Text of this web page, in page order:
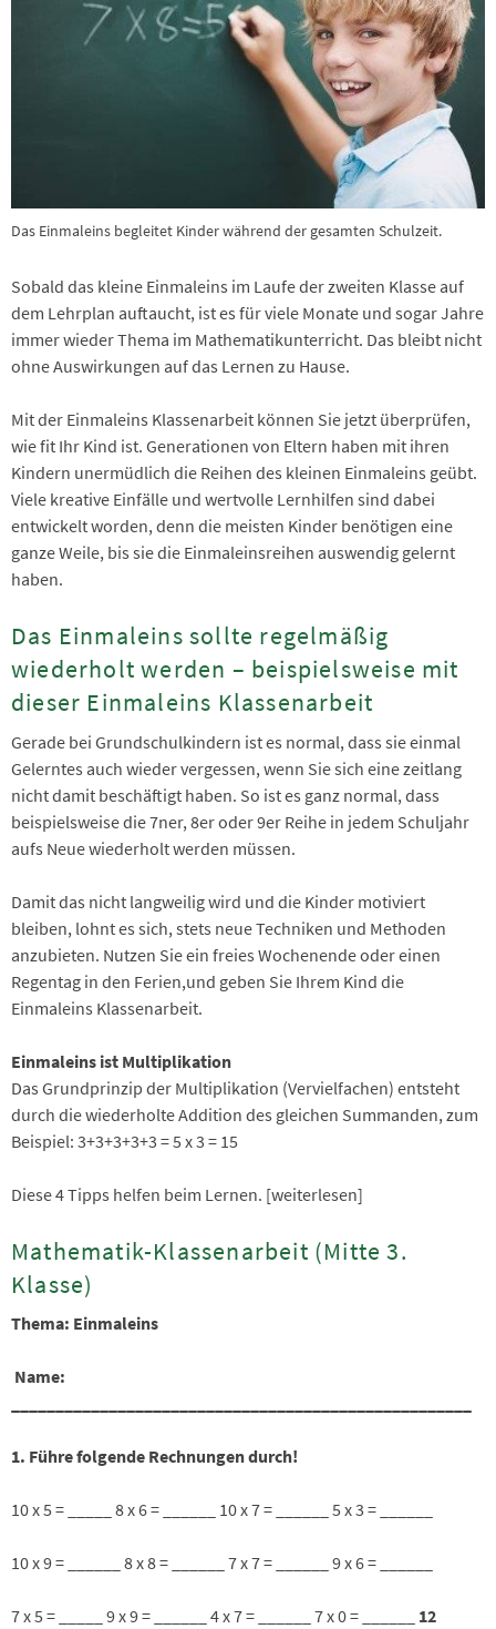
Das Einmaleins begleitet Kinder während der gesamten Schulzeit.
Sobald das kleine Einmaleins im Laufe der zweiten Klasse auf
dem Lehrplan auftaucht, ist es für viele Monate und sogar Jahre
immer wieder Thema im Mathematikunterricht. Das bleibt nicht
ohne Auswirkungen auf das Lernen zu Hause.
Mit der Einmaleins Klassenarbeit können Sie jetzt überprüfen,
wie fit Ihr Kind ist. Generationen von Eltern haben mit ihren
Kindern unermüdlich die Reihen des kleinen Einmaleins geübt.
Viele kreative Einfälle und wertvolle Lernhilfen sind dabei
entwickelt worden, denn die meisten Kinder benötigen eine
ganze Weile, bis sie die Einmaleinsreihen auswendig gelernt
haben.
Das Einmaleins sollte regelmäßig
wiederholt werden – beispielsweise mit
dieser Einmaleins Klassenarbeit
Gerade bei Grundschulkindern ist es normal, dass sie einmal
Gelerntes auch wieder vergessen, wenn Sie sich eine zeitlang
nicht damit beschäftigt haben. So ist es ganz normal, dass
beispielsweise die 7ner, 8er oder 9er Reihe in jedem Schuljahr
aufs Neue wiederholt werden müssen.
Damit das nicht langweilig wird und die Kinder motiviert
bleiben, lohnt es sich, stets neue Techniken und Methoden
anzubieten. Nutzen Sie ein freies Wochenende oder einen
Regentag in den Ferien,und geben Sie Ihrem Kind die
Einmaleins Klassenarbeit.
Einmaleins ist Multiplikation
Das Grundprinzip der Multiplikation (Vervielfachen) entsteht
durch die wiederholte Addition des gleichen Summanden, zum
Beispiel: 3+3+3+3+3 = 5 x 3 = 15
Diese 4 Tipps helfen beim Lernen. [weiterlesen]
Mathematik-Klassenarbeit (Mitte 3.
Klasse)
Thema: Einmaleins
Name:
1. Führe folgende Rechnungen durch!
10 x 5 = _____ 8 x 6 = ______ 10 x 7 = ______ 5 x 3 = ______
10 x 9 = ______ 8 x 8 = ______ 7 x 7 = ______ 9 x 6 = ______
7 x 5 = _____ 9 x 9 = ______ 4 x 7 = ______ 7 x 0 = ______ 12